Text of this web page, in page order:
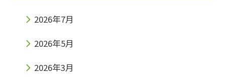
2026年7月
2026年5月
2026年3月